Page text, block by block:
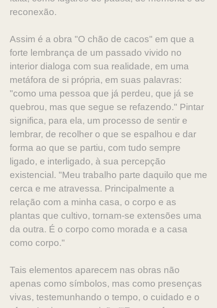
reconexão.
Assim é a obra "O chão de cacos" em que a
forte lembrança de um passado vivido no
interior dialoga com sua realidade, em uma
metáfora de si própria, em suas palavras:
"como uma pessoa que já perdeu, que já se
quebrou, mas que segue se refazendo." Pintar
significa, para ela, um processo de sentir e
lembrar, de recolher o que se espalhou e dar
forma ao que se partiu, com tudo sempre
ligado, e interligado, à sua percepção
existencial. "Meu trabalho parte daquilo que me
cerca e me atravessa. Principalmente a
relação com a minha casa, o corpo e as
plantas que cultivo, tornam-se extensões uma
da outra. É o corpo como morada e a casa
como corpo."
Tais elementos aparecem nas obras não
apenas como símbolos, mas como presenças
vivas, testemunhando o tempo, o cuidado e o